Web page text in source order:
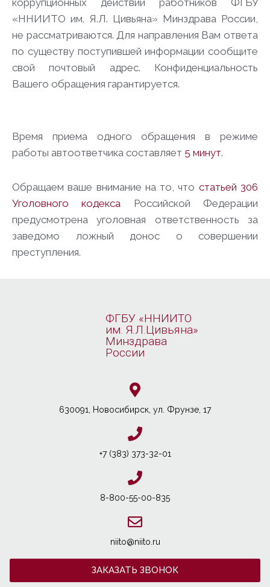
коррупционных действий работников ФГБУ
«ННИИТО им. Я.Л. Цивьяна» Минздрава России,
не рассматриваются. Для направления Вам ответа
по существу поступившей информации сообщите
свой почтовый адрес. Конфиденциальность
Вашего обращения гарантируется.
Время приема одного обращения в режиме
работы автоответчика составляет 5 минут.
Обращаем ваше внимание на то, что статьей 306
Уголовного кодекса Российской Федерации
предусмотрена уголовная ответственность за
заведомо ложный донос о совершении
преступления.
ФГБУ «ННИИТО
им. Я.Л.Цивьяна»
Минздрава
России
630091, Новосибирcк, ул. Фрунзе, 17
+7 (383) 373-32-01
8-800-55-00-835
niito@niito.ru
ЗАКАЗАТЬ ЗВОНОК